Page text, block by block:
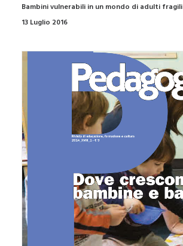
Bambini vulnerabili in un mondo di adulti fragili
13 Luglio 2016